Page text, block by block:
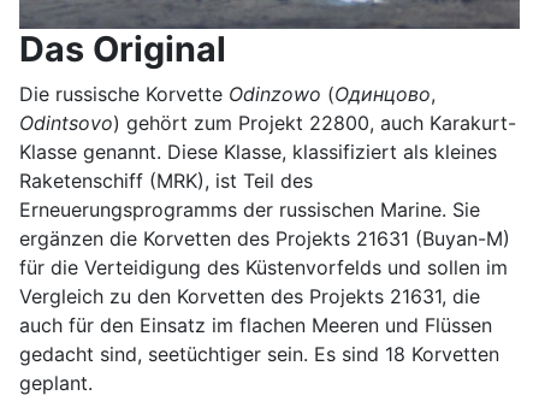
Das Original
Die russische Korvette Odinzowo (Одинцово,
Odintsovo) gehört zum Projekt 22800, auch Karakurt-
Klasse genannt. Diese Klasse, klassifiziert als kleines
Raketenschiff (MRK), ist Teil des
Erneuerungsprogramms der russischen Marine. Sie
ergänzen die Korvetten des Projekts 21631 (Buyan-M)
für die Verteidigung des Küstenvorfelds und sollen im
Vergleich zu den Korvetten des Projekts 21631, die
auch für den Einsatz im flachen Meeren und Flüssen
gedacht sind, seetüchtiger sein. Es sind 18 Korvetten
geplant.